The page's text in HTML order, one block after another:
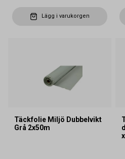
Lägg i varukorgen
Täckfolie Miljö Dubbelvikt
Grå 2x50m